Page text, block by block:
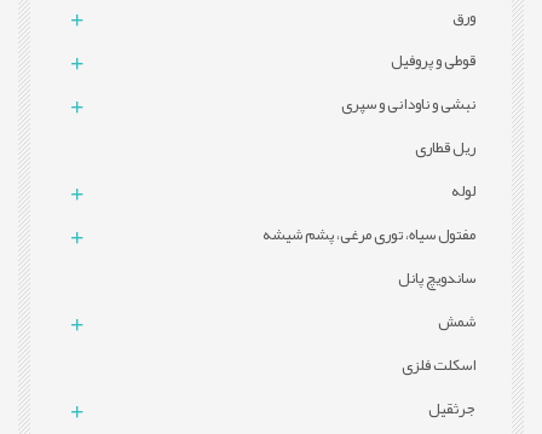
ورق
قوطی و پروفيل
نبشی و ناودانی و سپری
ریل قطاری
لوله
مفتول سیاه، توری مرغی، پشم شیشه
ساندویچ پانل
شمش
اسکلت فلزی
جرثقیل